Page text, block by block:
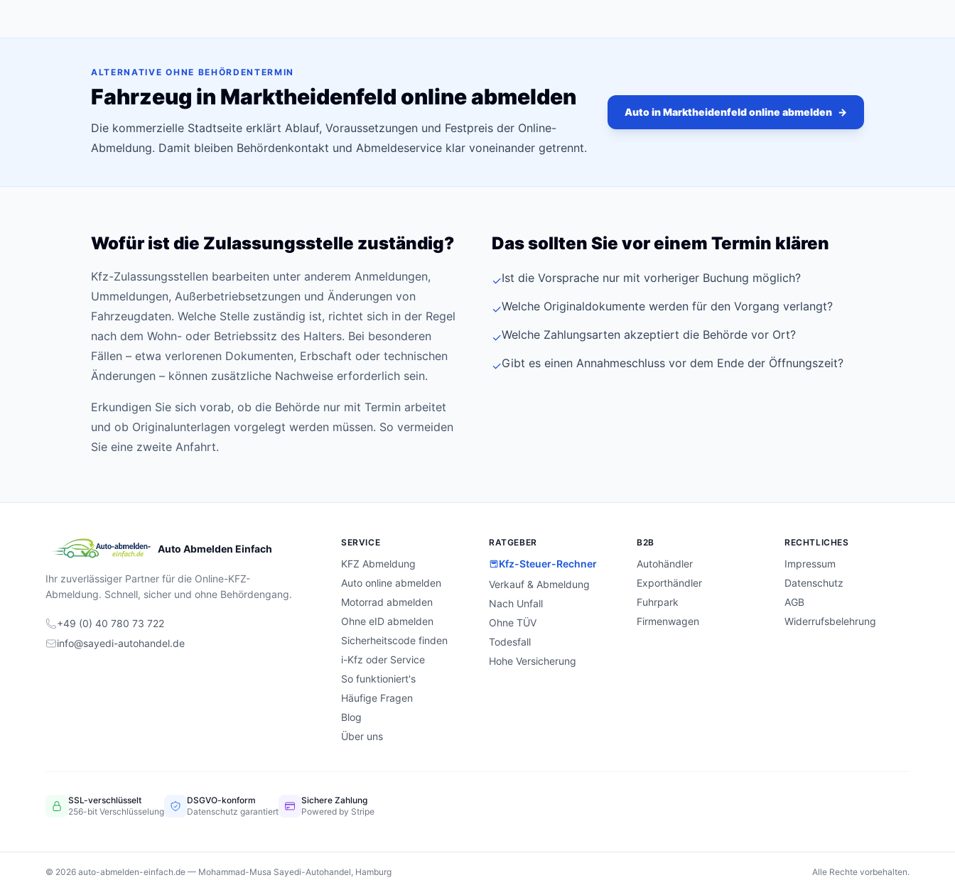
ALTERNATIVE OHNE BEHÖRDENTERMIN
Fahrzeug in Marktheidenfeld online abmelden
Die kommerzielle Stadtseite erklärt Ablauf, Voraussetzungen und Festpreis der Online-
Abmeldung. Damit bleiben Behördenkontakt und Abmeldeservice klar voneinander getrennt.
Auto in Marktheidenfeld online abmelden →
Wofür ist die Zulassungsstelle zuständig?
Kfz-Zulassungsstellen bearbeiten unter anderem Anmeldungen,
Ummeldungen, Außerbetriebsetzungen und Änderungen von
Fahrzeugdaten. Welche Stelle zuständig ist, richtet sich in der Regel
nach dem Wohn- oder Betriebssitz des Halters. Bei besonderen
Fällen – etwa verlorenen Dokumenten, Erbschaft oder technischen
Änderungen – können zusätzliche Nachweise erforderlich sein.
Erkundigen Sie sich vorab, ob die Behörde nur mit Termin arbeitet
und ob Originalunterlagen vorgelegt werden müssen. So vermeiden
Sie eine zweite Anfahrt.
Das sollten Sie vor einem Termin klären
✓Ist die Vorsprache nur mit vorheriger Buchung möglich?
✓Welche Originaldokumente werden für den Vorgang verlangt?
✓Welche Zahlungsarten akzeptiert die Behörde vor Ort?
✓Gibt es einen Annahmeschluss vor dem Ende der Öffnungszeit?
Auto Abmelden Einfach
Ihr zuverlässiger Partner für die Online-KFZ-
Abmeldung. Schnell, sicher und ohne Behördengang.
+49 (0) 40 780 73 722
info@sayedi-autohandel.de
SERVICE
KFZ Abmeldung
Auto online abmelden
Motorrad abmelden
Ohne eID abmelden
Sicherheitscode finden
i-Kfz oder Service
So funktioniert's
Häufige Fragen
Blog
Über uns
RATGEBER
Kfz-Steuer-Rechner
Verkauf & Abmeldung
Nach Unfall
Ohne TÜV
Todesfall
Hohe Versicherung
B2B
Autohändler
Exporthändler
Fuhrpark
Firmenwagen
RECHTLICHES
Impressum
Datenschutz
AGB
Widerrufsbelehrung
SSL-verschlüsselt
256-bit Verschlüsselung
DSGVO-konform
Datenschutz garantiert
Sichere Zahlung
Powered by Stripe
© 2026 auto-abmelden-einfach.de — Mohammad-Musa Sayedi-Autohandel, Hamburg Alle Rechte vorbehalten.